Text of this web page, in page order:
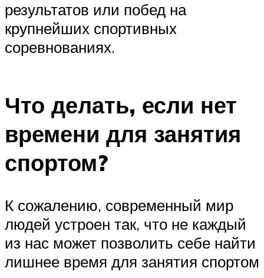
результатов или побед на
крупнейших спортивных
соревнованиях.
Что делать, если нет
времени для занятия
спортом?
К сожалению, современный мир
людей устроен так, что не каждый
из нас может позволить себе найти
лишнее время для занятия спортом